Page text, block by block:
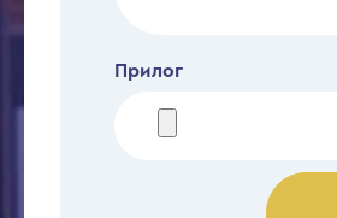
Прилог